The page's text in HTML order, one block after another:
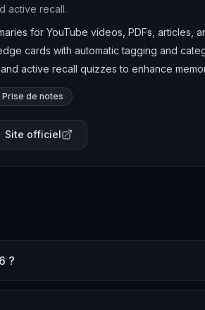
active recall.
for YouTube videos, PDFs, articles,
cards with automatic tagging and
active recall quizzes to enhance
Prise de notes
Site officiel
?